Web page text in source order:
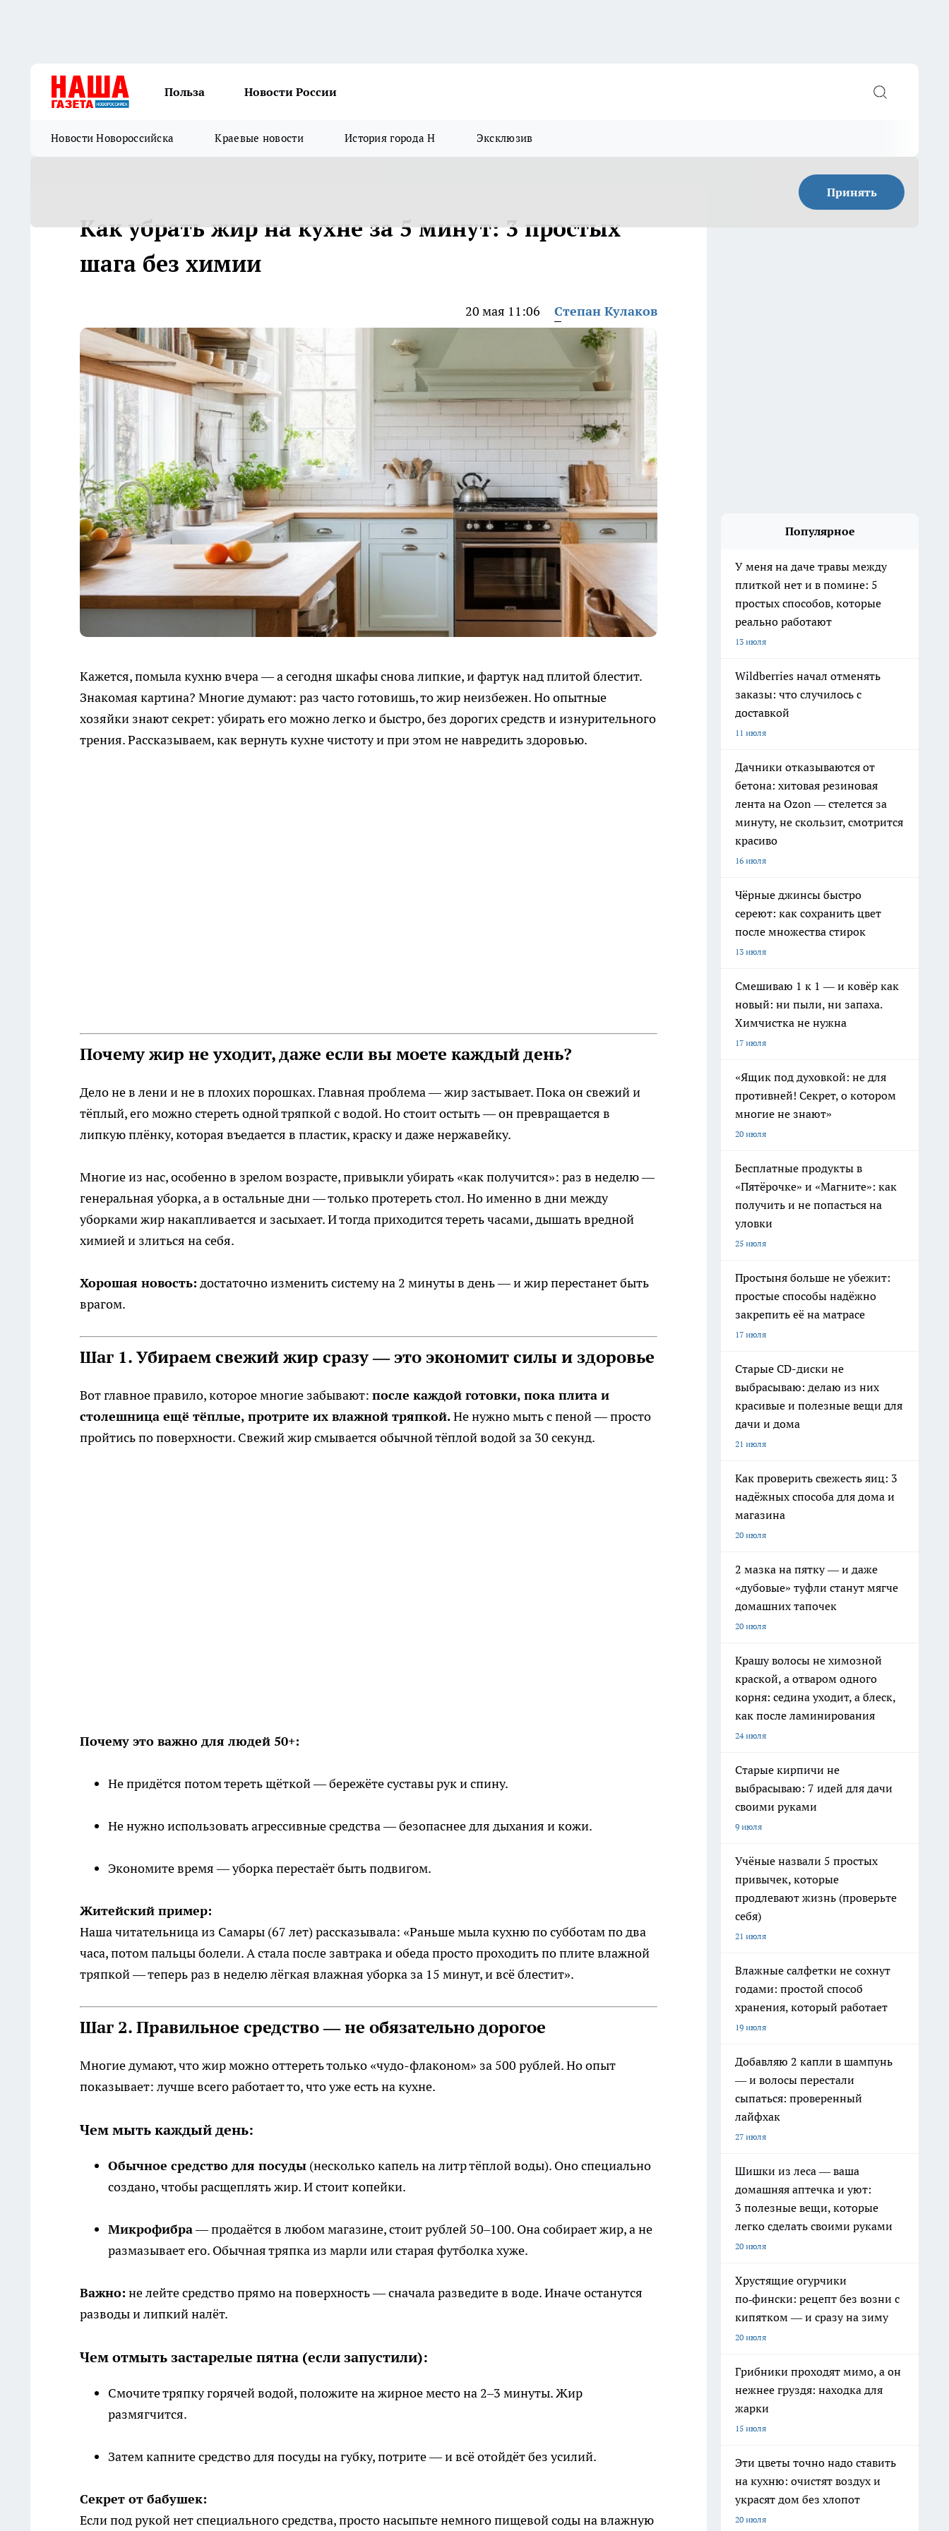
Польза Новости России
Новости Новороссийска Краевые новости История города Н Эксклюзив
Принять
Как убрать жир на кухне за 5 минут: 3 простых
шага без химии
20 мая 11:06 Степан Кулаков
Кажется, помыла кухню вчера — а сегодня шкафы снова липкие, и фартук над плитой блестит.
Знакомая картина? Многие думают: раз часто готовишь, то жир неизбежен. Но опытные
хозяйки знают секрет: убирать его можно легко и быстро, без дорогих средств и изнурительного
трения. Рассказываем, как вернуть кухне чистоту и при этом не навредить здоровью.
Почему жир не уходит, даже если вы моете каждый день?
Дело не в лени и не в плохих порошках. Главная проблема — жир застывает. Пока он свежий и
тёплый, его можно стереть одной тряпкой с водой. Но стоит остыть — он превращается в
липкую плёнку, которая въедается в пластик, краску и даже нержавейку.
Многие из нас, особенно в зрелом возрасте, привыкли убирать «как получится»: раз в неделю —
генеральная уборка, а в остальные дни — только протереть стол. Но именно в дни между
уборками жир накапливается и засыхает. И тогда приходится тереть часами, дышать вредной
химией и злиться на себя.
Хорошая новость: достаточно изменить систему на 2 минуты в день — и жир перестанет быть
врагом.
Шаг 1. Убираем свежий жир сразу — это экономит силы и здоровье
Вот главное правило, которое многие забывают: после каждой готовки, пока плита и
столешница ещё тёплые, протрите их влажной тряпкой.Не нужно мыть с пеной — просто
пройтись по поверхности. Свежий жир смывается обычной тёплой водой за 30 секунд.
Почему это важно для людей 50+:
Не придётся потом тереть щёткой — бережёте суставы рук и спину.
Не нужно использовать агрессивные средства — безопаснее для дыхания и кожи.
Экономите время — уборка перестаёт быть подвигом.
Житейский пример:
Наша читательница из Самары (67 лет) рассказывала: «Раньше мыла кухню по субботам по два
часа, потом пальцы болели. А стала после завтрака и обеда просто проходить по плите влажной
тряпкой — теперь раз в неделю лёгкая влажная уборка за 15 минут, и всё блестит».
Шаг 2. Правильное средство — не обязательно дорогое
Многие думают, что жир можно оттереть только «чудо-флаконом» за 500 рублей. Но опыт
показывает: лучше всего работает то, что уже есть на кухне.
Чем мыть каждый день:
Обычное средство для посуды (несколько капель на литр тёплой воды). Оно специально
создано, чтобы расщеплять жир. И стоит копейки.
Микрофибра— продаётся в любом магазине, стоит рублей 50–100. Она собирает жир, а не
размазывает его. Обычная тряпка из марли или старая футболка хуже.
Важно: не лейте средство прямо на поверхность — сначала разведите в воде. Иначе останутся
разводы и липкий налёт.
Чем отмыть застарелые пятна (если запустили):
Смочите тряпку горячей водой, положите на жирное место на 2–3 минуты. Жир
размягчится.
Затем капните средство для посуды на губку, потрите — и всё отойдёт без усилий.
Секрет от бабушек:
Если под рукой нет специального средства, просто насыпьте немного пищевой соды на влажную
Популярное
У меня на даче травы между
плиткой нет и в помине: 5
простых способов, которые
реально работают
13 июля
Wildberries начал отменять
заказы: что случилось с
доставкой
11 июля
Дачники отказываются от
бетона: хитовая резиновая
лента на Ozon — стелется за
минуту, не скользит, смотрится
красиво
16 июля
Чёрные джинсы быстро
сереют: как сохранить цвет
после множества стирок
13 июля
Смешиваю 1 к 1 — и ковёр как
новый: ни пыли, ни запаха.
Химчистка не нужна
17 июля
«Ящик под духовкой: не для
противней! Секрет, о котором
многие не знают»
20 июля
Бесплатные продукты в
«Пятёрочке» и «Магните»: как
получить и не попасться на
уловки
25 июля
Простыня больше не убежит:
простые способы надёжно
закрепить её на матрасе
17 июля
Старые CD-диски не
выбрасываю: делаю из них
красивые и полезные вещи для
дачи и дома
21 июля
Как проверить свежесть яиц: 3
надёжных способа для дома и
магазина
20 июля
2 мазка на пятку — и даже
«дубовые» туфли станут мягче
домашних тапочек
20 июля
Крашу волосы не химозной
краской, а отваром одного
корня: седина уходит, а блеск,
как после ламинирования
24 июля
Старые кирпичи не
выбрасываю: 7 идей для дачи
своими руками
9 июля
Учёные назвали 5 простых
привычек, которые
продлевают жизнь (проверьте
себя)
21 июля
Влажные салфетки не сохнут
годами: простой способ
хранения, который работает
19 июля
Добавляю 2 капли в шампунь
— и волосы перестали
сыпаться: проверенный
лайфхак
27 июля
Шишки из леса — ваша
домашняя аптечка и уют:
3 полезные вещи, которые
легко сделать своими руками
20 июля
Хрустящие огурчики
по‑фински: рецепт без возни с
кипятком — и сразу на зиму
20 июля
Грибники проходят мимо, а он
нежнее груздя: находка для
жарки
15 июля
Эти цветы точно надо ставить
на кухню: очистят воздух и
украсят дом без хлопот
20 июля